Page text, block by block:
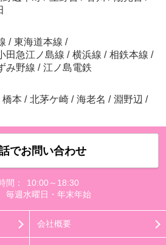
/ 東海道本線 /
田急江ノ島線 / 横浜線 / 相鉄本線 /
み野線 / 江ノ島電鉄
橋本 / 北茅ケ崎 / 海老名 / 淵野辺 /
でお問い合わせ
間：
10:00～18:30
毎週水曜日・年末年始
会社概要